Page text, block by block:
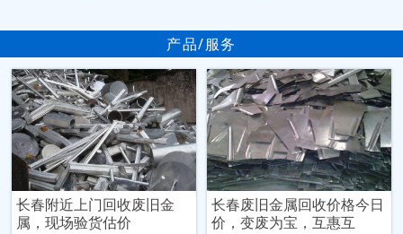
产品/服务
长春附近上门回收废旧金
属，现场验货估价
长春废旧金属回收价格今日
价，变废为宝，互惠互